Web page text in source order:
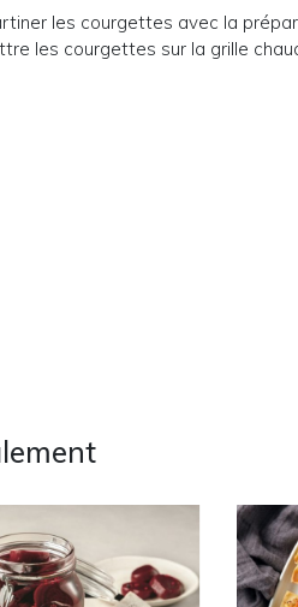
les courgettes avec la
les courgettes sur la grille